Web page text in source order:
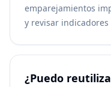
emparejamientos
y revisar
¿Puedo